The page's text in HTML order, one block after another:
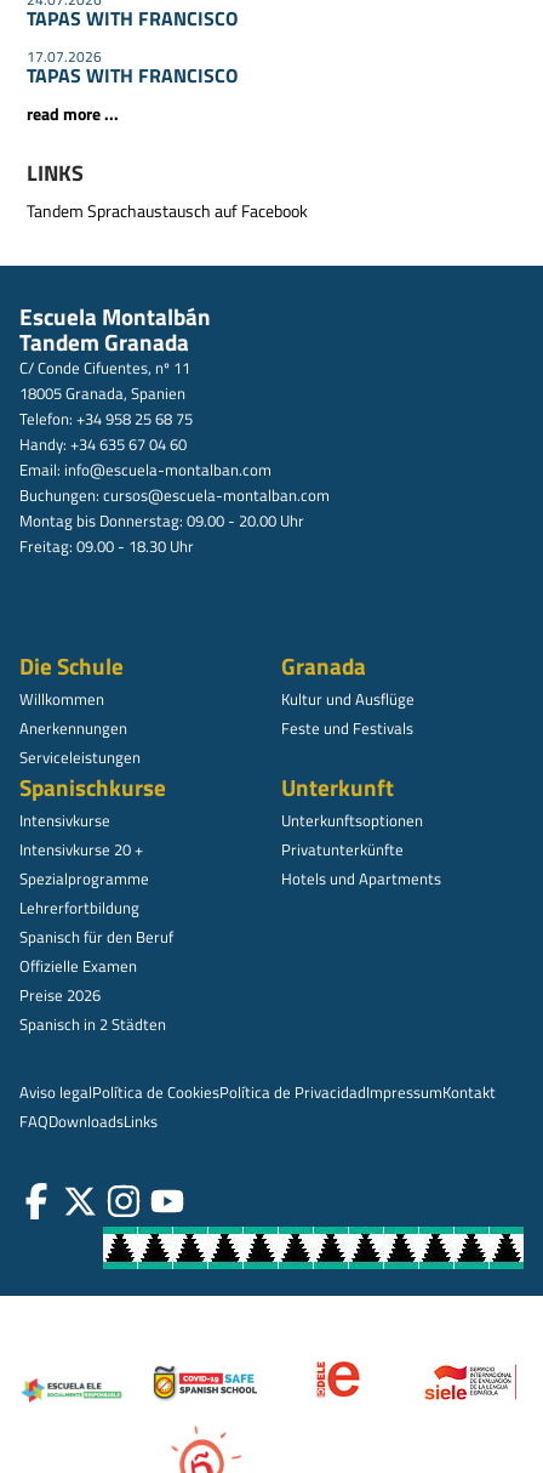
TAPAS WITH FRANCISCO
17.07.2026
TAPAS WITH FRANCISCO
read more ...
LINKS
Tandem Sprachaustausch auf Facebook
Escuela Montalbán
Tandem Granada
C/ Conde Cifuentes, nº 11
18005 Granada, Spanien
Telefon: +34 958 25 68 75
Handy: +34 635 67 04 60
Email: info@escuela-montalban.com
Buchungen: cursos@escuela-montalban.com
Montag bis Donnerstag: 09.00 - 20.00 Uhr
Freitag: 09.00 - 18.30 Uhr
Die Schule
Willkommen
Anerkennungen
Serviceleistungen
Granada
Kultur und Ausflüge
Feste und Festivals
Spanischkurse
Intensivkurse
Intensivkurse 20 +
Spezialprogramme
Lehrerfortbildung
Spanisch für den Beruf
Offizielle Examen
Preise 2026
Spanisch in 2 Städten
Unterkunft
Unterkunftsoptionen
Privatunterkünfte
Hotels und Apartments
Aviso legalPolítica de CookiesPolítica de PrivacidadImpressumKontakt
FAQDownloadsLinks